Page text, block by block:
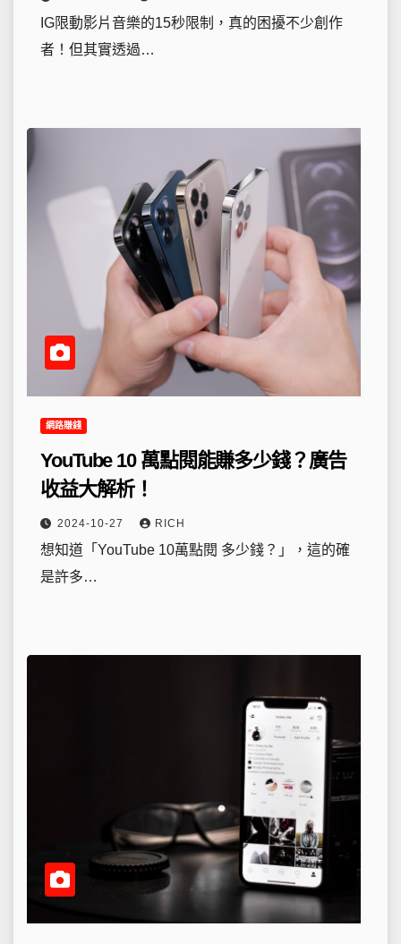
IG限動影片音樂的15秒限制，真的困擾不少創作
者！但其實透過…
網路賺錢
YouTube 10 萬點閱能賺多少錢？廣告
收益大解析！
2024-10-27 RICH
想知道「YouTube 10萬點閱 多少錢？」，這的確
是許多…